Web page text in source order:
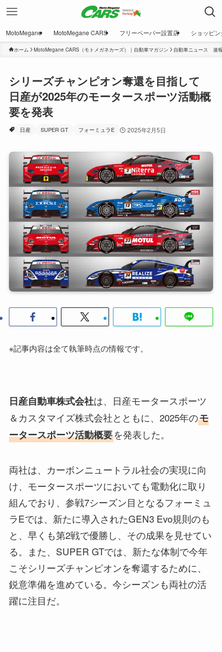
MotoMegane MotoMegane CARS フリーペーパー設置店 ショッピン
ホーム MotoMegane CARS（モトメガネカーズ）｜自動車マガジン 自動車ニュース 速
シリーズチャンピオン奪還を目指して
日産が2025年のモータースポーツ活動概
要を発表
日産 SUPER GT フォーミュラE 2025年2月5日
※記事内容は全て執筆時点の情報です。
日産自動車株式会社は、日産モータースポーツ
＆カスタマイズ株式会社とともに、2025年のモ
ータースポーツ活動概要を発表した。
両社は、カーボンニュートラル社会の実現に向
け、モータースポーツにおいても電動化に取り
組んでおり、参戦7シーズン目となるフォーミュ
ラEでは、新たに導入されたGEN3 Evo規則のも
と、早くも第2戦で優勝し、その成果を見せてい
る。また、SUPER GTでは、新たな体制で今年
こそシリーズチャンピオンを奪還するために、
鋭意準備を進めている。今シーズンも両社の活
躍に注目だ。